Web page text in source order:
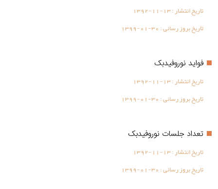
تاریخ انتشار :1392-11-13
تاریخ بروز رسانی :1399-01-30
فواید نوروفیدبک
تاریخ انتشار :1392-11-13
تاریخ بروز رسانی :1399-01-30
تعداد جلسات نوروفیدبک
تاریخ انتشار :1392-11-13
تاریخ بروز رسانی :1399-01-30